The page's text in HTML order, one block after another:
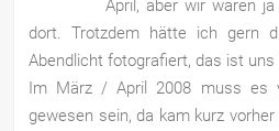
April, aber wir waren
dort. Trotzdem hätte ich gern
Abendlicht fotografiert, das ist uns
Im März / April 2008 muss es
gewesen sein, da kam kurz